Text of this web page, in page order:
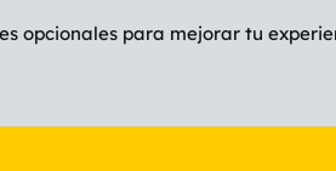
opcionales para mejorar tu